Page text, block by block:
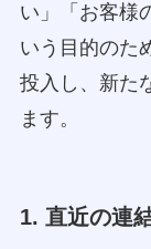
い」「お客様
いう目的のた
投入し、新た
ます。
1. 直近の連